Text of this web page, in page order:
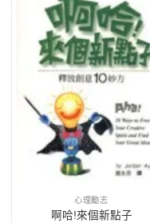
心理勵志
啊哈!來個新點子